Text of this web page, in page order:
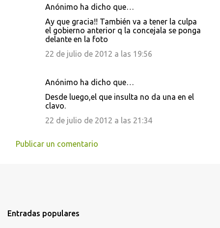
Anónimo ha dicho que…
Ay que gracia!! También va a tener la culpa
el gobierno anterior q la concejala se ponga
delante en la foto
22 de julio de 2012 a las 19:56
Anónimo ha dicho que…
Desde luego,el que insulta no da una en el
clavo.
22 de julio de 2012 a las 21:34
Publicar un comentario
Entradas populares